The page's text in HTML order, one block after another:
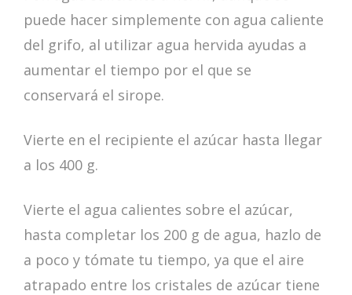
puede hacer simplemente con agua caliente
del grifo, al utilizar agua hervida ayudas a
aumentar el tiempo por el que se
conservará el sirope.
Vierte en el recipiente el azúcar hasta llegar
a los 400 g.
Vierte el agua calientes sobre el azúcar,
hasta completar los 200 g de agua, hazlo de
a poco y tómate tu tiempo, ya que el aire
atrapado entre los cristales de azúcar tiene